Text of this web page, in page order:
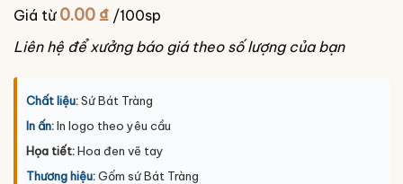
Giá từ 0.00₫ /100sp
Liên hệ để xưởng báo giá theo số lượng của bạn
Chất liệu:Sứ Bát Tràng
In ấn:In logo theo yêu cầu
Họa tiết:Hoa đen vẽ tay
Thương hiệu:Gốm sứ Bát Tràng